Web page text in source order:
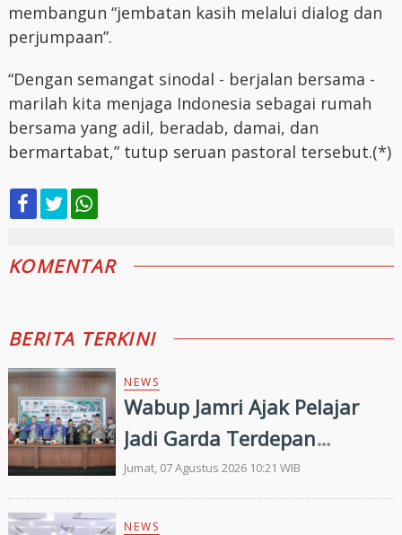
membangun “jembatan kasih melalui dialog dan
perjumpaan”.
“Dengan semangat sinodal - berjalan bersama -
marilah kita menjaga Indonesia sebagai rumah
bersama yang adil, beradab, damai, dan
bermartabat,” tutup seruan pastoral tersebut.(*)
KOMENTAR
BERITA TERKINI
NEWS
Wabup Jamri Ajak Pelajar
Jadi Garda Terdepan
Merawat Kerukunan di Era
Digital
Jumat, 07 Agustus 2026 10:21 WIB
NEWS